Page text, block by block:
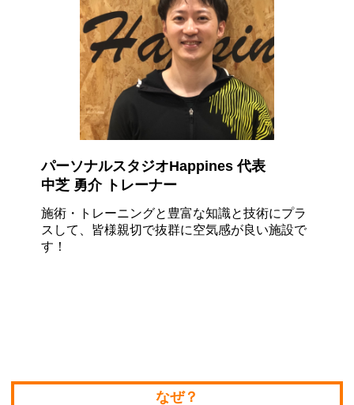
パーソナルスタジオHappines 代表
中芝 勇介 トレーナー
施術・トレーニングと豊富な知識と技術にプラ
スして、皆様親切で抜群に空気感が良い施設で
す！
なぜ？